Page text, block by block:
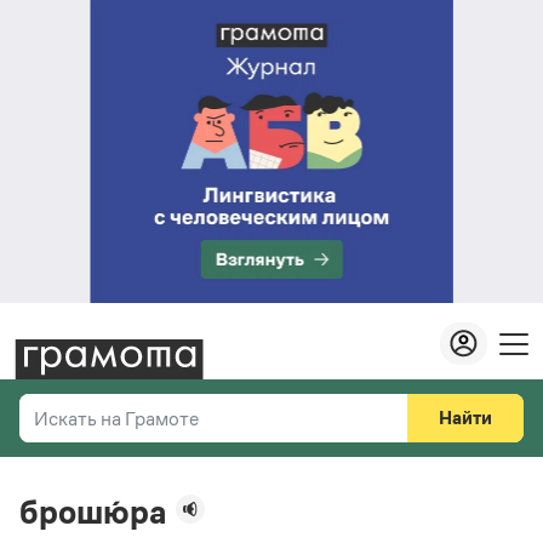
Искать на Грамоте
Справочная служба
Найти
брошю́ра